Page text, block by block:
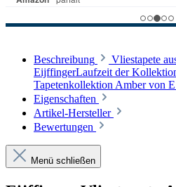
Beschreibung
Vliestapete
EijffingerLaufzeit der
Tapetenkollektion Amber von
Eigenschaften
Artikel-Hersteller
Bewertungen
Menü schließen